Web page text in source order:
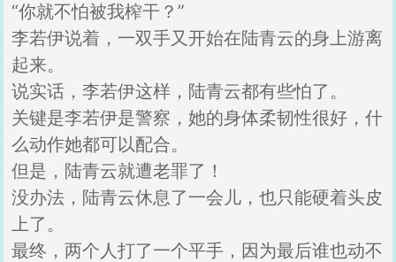
“你就不怕被我榨干？”
李若伊说着，一双手又开始在陆青云的身上游离
起来。
说实话，李若伊这样，陆青云都有些怕了。
关键是李若伊是警察，她的身体柔韧性很好，什
么动作她都可以配合。
但是，陆青云就遭老罪了！
没办法，陆青云休息了一会儿，也只能硬着头皮
上了。
最终，两个人打了一个平手，因为最后谁也动不